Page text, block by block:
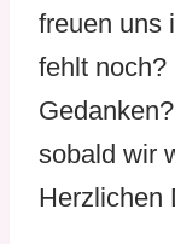
freuen uns
fehlt noch?
sobald wir
Herzlichen